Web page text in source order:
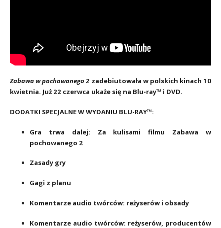
Zabawa w pochowanego 2 zadebiutowała w polskich kinach 10
kwietnia. Już 22 czerwca ukaże się na Blu-ray™ i DVD.
DODATKI SPECJALNE W WYDANIU BLU-RAY™:
Gra trwa dalej: Za kulisami filmu Zabawa w
pochowanego 2
Zasady gry
Gagi z planu
Komentarze audio twórców: reżyserów i obsady
Komentarze audio twórców: reżyserów, producentów